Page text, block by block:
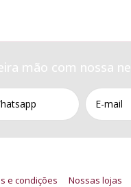
mão com nossa
e condições Nossas lojas